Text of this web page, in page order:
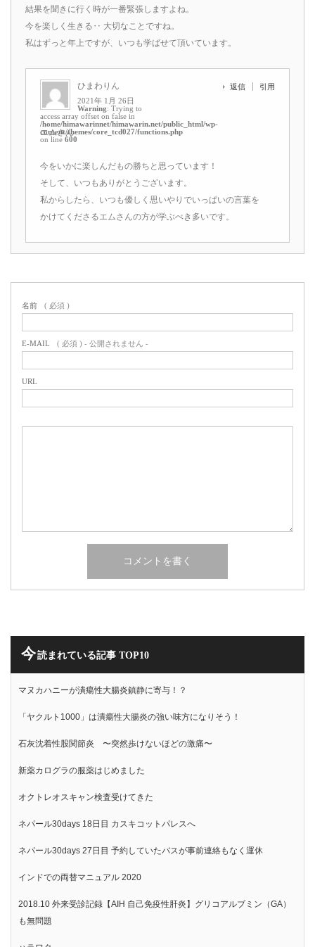
結果を聞きに行く時が一番緊張しますよね。
今を楽しく生きる‥ 大切なことですね。
私はずっと年上ですが、いつも学ばせて頂いています。
ひまわりん
2021年 1月 26日
Warning: Trying to
access array offset on false in
/home/himawarinnet/himawarin.net/public_html/wp-
content/themes/core_tcd027/functions.php
on line 600
返信 引用
エムさん
今をいかに楽しんだもの勝ちと思っています！
そして、いつもありがとうございます。
私からしたら、いつも優しく思いやりでいっぱいの言葉を
かけてくださるエムさんの方が学ぶべき多いです。
名前 ( 必須 )
E-MAIL ( 必須 ) - 公開されません -
URL
今読まれている記事 TOP10
マヌカハニーが潰瘍性大腸炎鎮静に寄与！？
「ヤクルト1000」は潰瘍性大腸炎の強い味方になりそう！
石灰沈着性股関節炎 〜突然歩けないほどの激痛〜
新薬カログラの服薬はじめました
オクトレオスキャン検査受けてきた
ネパール30days 18日目 カスキコットパレスへ
ネパール30days 27日目 予約していたバスが事前連絡もなく運休
インドでの両替マニュアル 2020
2018.10 外来受診記録【AIH 自己免疫性肝炎】グリコアルブミン（GA）
も無問題